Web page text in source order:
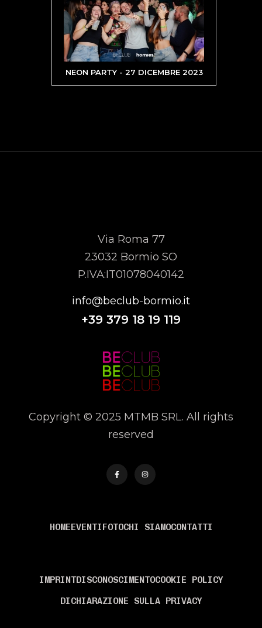
NEON PARTY - 27 DICEMBRE 2023
Via Roma 77
23032 Bormio SO
P.IVA:IT01078040142
info@beclub-bormio.it
+39 379 18 19 119
Copyright © 2025 MTMB SRL. All rights
reserved
HOMEEVENTIFOTOCHI SIAMOCONTATTI
IMPRINTDISCONOSCIMENTOCOOKIE POLICY
DICHIARAZIONE SULLA PRIVACY